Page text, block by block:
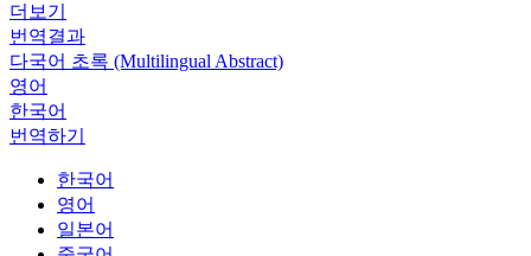
더보기
번역결과
다국어 초록 (Multilingual Abstract)
영어
한국어
번역하기
한국어
영어
일본어